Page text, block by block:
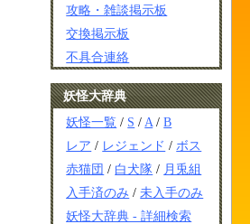
攻略・雑談掲示板
交換掲示板
不具合連絡
妖怪大辞典
妖怪一覧 / S / A /B
レア / レジェンド / ボス
赤猫団 / 白犬隊 / 月兎組
入手済のみ /未入手のみ
妖怪大辞典 - 詳細検索